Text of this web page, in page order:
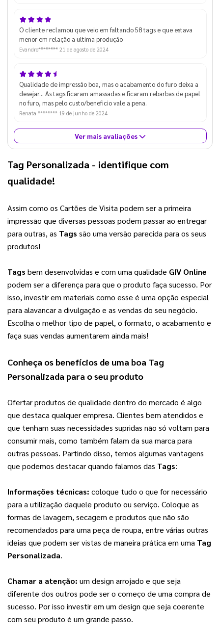
O cliente reclamou que veio em faltando 58 tags e que estava
menor em relação a ultima produção
Evandro******** 21 de agosto de 2024
Qualidade de impressão boa, mas o acabamento do furo deixa a
desejar... As tags ficaram amassadas e ficaram rebarbas de papel
no furo, mas pelo custo/beneficio vale a pena.
Renata ******** 19 de junho de 2024
Ver mais avaliações
Tag Personalizada - identifique com
qualidade!
Assim como os Cartões de Visita podem ser a primeira
impressão que diversas pessoas podem passar ao entregar
para outras, as Tags são uma versão parecida para os seus
produtos!
Tags bem desenvolvidas e com uma qualidade GIV Online
podem ser a diferença para que o produto faça sucesso. Por
isso, investir em materiais como esse é uma opção especial
para alavancar a divulgação e as vendas do seu negócio.
Escolha o melhor tipo de papel, o formato, o acabamento e
faça suas vendas aumentarem ainda mais!
Conheça os benefícios de uma boa Tag
Personalizada para o seu produto
Ofertar produtos de qualidade dentro do mercado é algo
que destaca qualquer empresa. Clientes bem atendidos e
que tenham suas necessidades supridas não só voltam para
consumir mais, como também falam da sua marca para
outras pessoas. Partindo disso, temos algumas vantagens
que podemos destacar quando falamos das Tags:
Informações técnicas: coloque tudo o que for necessário
para a utilização daquele produto ou serviço. Coloque as
formas de lavagem, secagem e produtos que não são
recomendados para uma peça de roupa, entre várias outras
ideias que podem ser vistas de maneira prática em uma Tag
Personalizada.
Chamar a atenção: um design arrojado e que seja
diferente dos outros pode ser o começo de uma compra de
sucesso. Por isso investir em um design que seja coerente
com seu produto é um grande passo.